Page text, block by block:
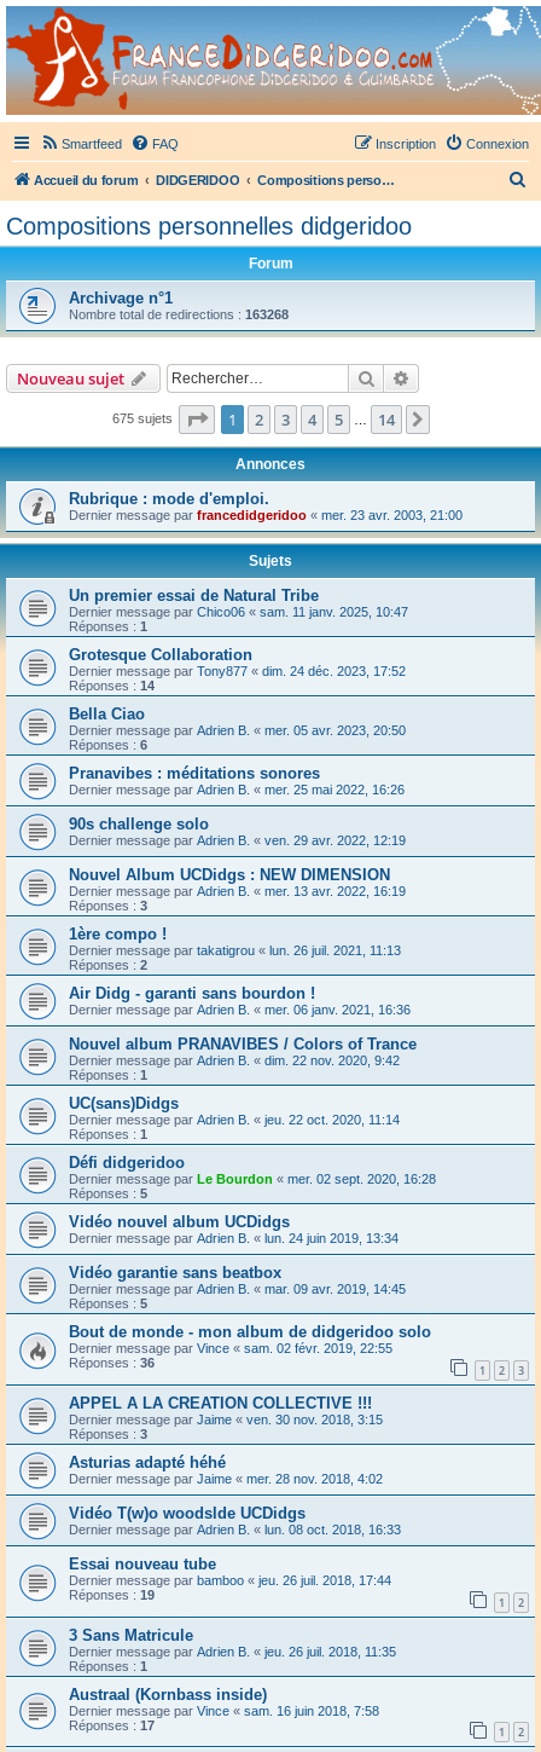
France Didgeridoo
Didgeridoo et Guimbarde sur France Didgeridoo - retrouvez la communauté.
Smartfeed FAQ Connexion
Inscription
Accueil du forum DIDGERIDOO Compositions personnelles didgeridoo
Compositions personnelles didgeridoo
Forum
Archivage n°1
Nombre total de redirections : 163268
Nouveau sujet Rechercher
675 sujets Page 1sur14
1 2 3 4 5 … 14
Annonces
Rubrique : mode d'emploi.
Dernier message par francedidgeridoo « mer. 23 avr. 2003, 21:00
Sujets
Un premier essai de Natural Tribe
Dernier message par Chico06 « sam. 11 janv. 2025, 10:47
Réponses : 1
Grotesque Collaboration
Dernier message par Tony877 « dim. 24 déc. 2023, 17:52
Réponses : 14
Bella Ciao
Dernier message par Adrien B. « mer. 05 avr. 2023, 20:50
Réponses : 6
Pranavibes : méditations sonores
Dernier message par Adrien B. « mer. 25 mai 2022, 16:26
90s challenge solo
Dernier message par Adrien B. « ven. 29 avr. 2022, 12:19
Nouvel Album UCDidgs : NEW DIMENSION
Dernier message par Adrien B. « mer. 13 avr. 2022, 16:19
Réponses : 3
1ère compo !
Dernier message par takatigrou « lun. 26 juil. 2021, 11:13
Réponses : 2
Air Didg - garanti sans bourdon !
Dernier message par Adrien B. « mer. 06 janv. 2021, 16:36
Nouvel album PRANAVIBES / Colors of Trance
Dernier message par Adrien B. « dim. 22 nov. 2020, 9:42
Réponses : 1
UC(sans)Didgs
Dernier message par Adrien B. « jeu. 22 oct. 2020, 11:14
Réponses : 1
Défi didgeridoo
Dernier message par Le Bourdon « mer. 02 sept. 2020, 16:28
Réponses : 5
Vidéo nouvel album UCDidgs
Dernier message par Adrien B. « lun. 24 juin 2019, 13:34
Vidéo garantie sans beatbox
Dernier message par Adrien B. « mar. 09 avr. 2019, 14:45
Réponses : 5
Bout de monde - mon album de didgeridoo solo
Dernier message par Vince « sam. 02 févr. 2019, 22:55
Réponses : 36 1 2 3
APPEL A LA CREATION COLLECTIVE !!!
Dernier message par Jaime « ven. 30 nov. 2018, 3:15
Réponses : 3
Asturias adapté héhé
Dernier message par Jaime « mer. 28 nov. 2018, 4:02
Vidéo T(w)o woodslde UCDidgs
Dernier message par Adrien B. « lun. 08 oct. 2018, 16:33
Essai nouveau tube
Dernier message par bamboo « jeu. 26 juil. 2018, 17:44
Réponses : 19 1 2
3 Sans Matricule
Dernier message par Adrien B. « jeu. 26 juil. 2018, 11:35
Réponses : 1
Austraal (Kornbass inside)
Dernier message par Vince « sam. 16 juin 2018, 7:58
Réponses : 17 1 2